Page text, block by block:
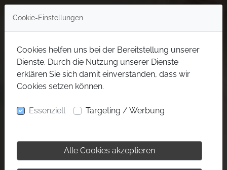
Cookie-Einstellungen
Cookies helfen uns bei der Bereitstellung unserer
Dienste. Durch die Nutzung unserer Dienste
erklären Sie sich damit einverstanden, dass wir
Cookies setzen können.
Essenziell Targeting / Werbung
Alle Cookies akzeptieren